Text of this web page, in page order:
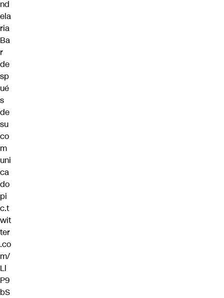
nd
ela
ria
Ba
r
de
sp
ué
s
de
su
co
m
uni
ca
do
pi
c.t
wit
ter
.co
m/
Ll
P9
bS